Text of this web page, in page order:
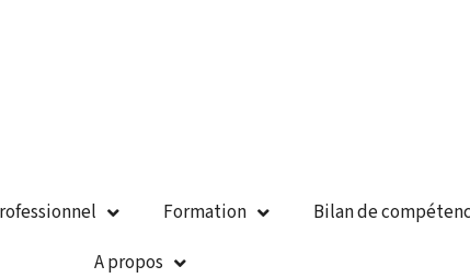
Formation Bilan de
A propos